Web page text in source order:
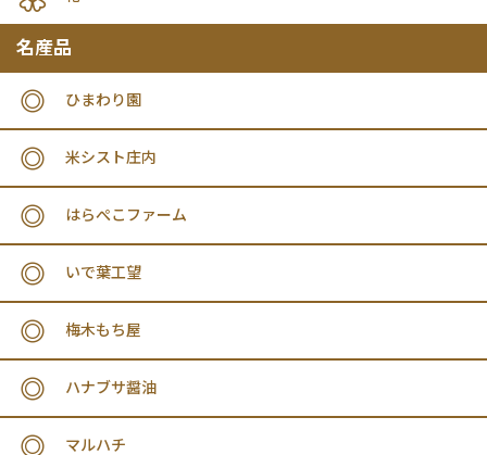
名産品
ひまわり園
米シスト庄内
はらぺこファーム
いで葉工望
梅木もち屋
ハナブサ醤油
マルハチ